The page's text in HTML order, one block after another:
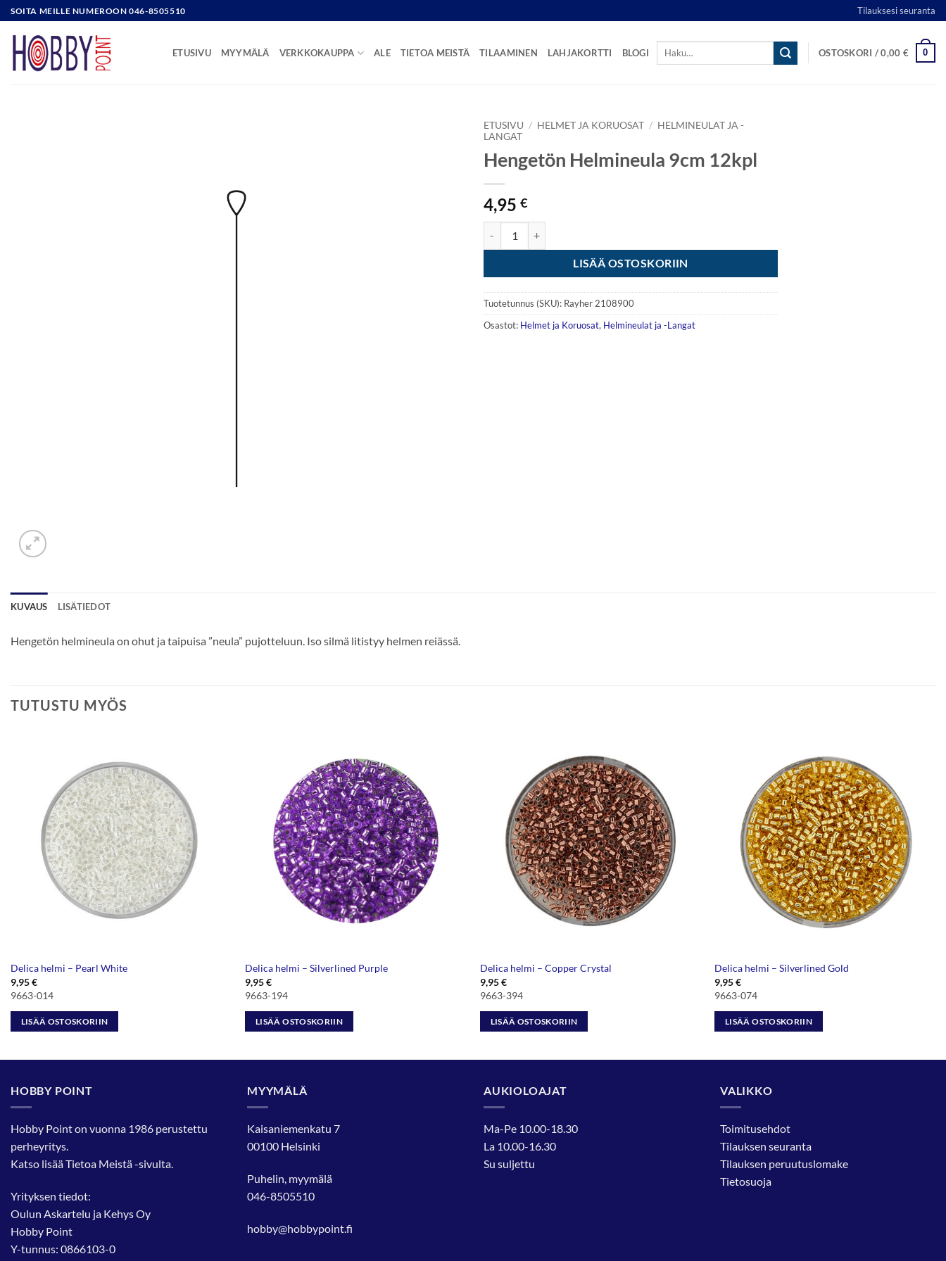
Skip
to
content
SOITA MEILLE NUMEROON 046-8505510 Tilauksesi seuranta
ETUSIVU MYYMÄLÄ VERKKOKAUPPA ALE TIETOA MEISTÄ TILAAMINEN LAHJAKORTTI BLOGI
Etsi:
OSTOSKORI /0,00 € 0
ETUSIVU / HELMET JA KORUOSAT / HELMINEULAT JA -
LANGAT
Hengetön Helmineula 9cm 12kpl
4,95 €
LISÄÄ OSTOSKORIIN
Tuotetunnus (SKU): Rayher 2108900
Osastot: Helmet ja Koruosat, Helmineulat ja -Langat
KUVAUS LISÄTIEDOT
Hengetön helmineula on ohut ja taipuisa ”neula” pujotteluun. Iso silmä litistyy helmen reiässä.
TUTUSTU MYÖS
Delica helmi – Pearl White
9,95€
9663-014
LISÄÄ OSTOSKORIIN
Delica helmi – Silverlined Purple
9,95€
9663-194
LISÄÄ OSTOSKORIIN
Delica helmi – Copper Crystal
9,95€
9663-394
LISÄÄ OSTOSKORIIN
Delica helmi – Silverlined Gold
9,95€
9663-074
LISÄÄ OSTOSKORIIN
HOBBY POINT
Hobby Point on vuonna 1986 perustettu
perheyritys.
Katso lisääTietoa Meistä-sivulta.
Yrityksen tiedot:
Oulun Askartelu ja Kehys Oy
Hobby Point
Y-tunnus: 0866103-0
MYYMÄLÄ
Kaisaniemenkatu 7
00100 Helsinki
Puhelin, myymälä
046-8505510
hobby@hobbypoint.fi
AUKIOLOAJAT
Ma-Pe 10.00-18.30
La 10.00-16.30
Su suljettu
VALIKKO
Toimitusehdot
Tilauksen seuranta
Tilauksen peruutuslomake
Tietosuoja